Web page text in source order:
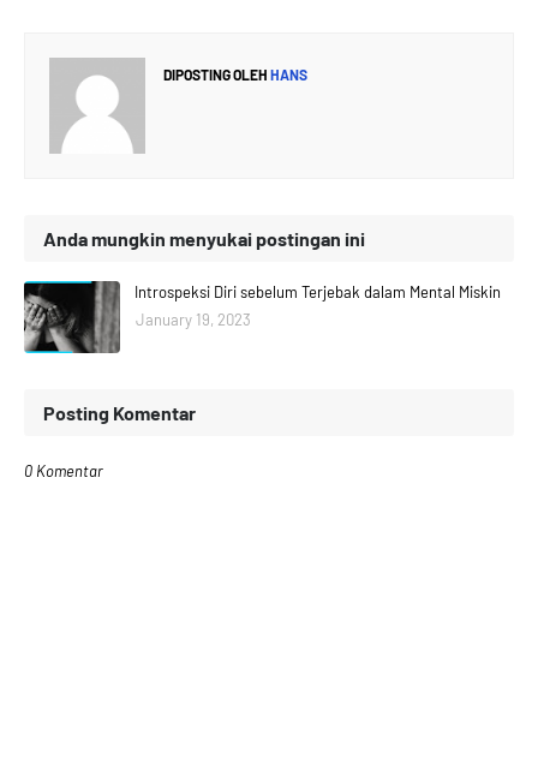
DIPOSTING OLEH HANS
Anda mungkin menyukai postingan ini
Introspeksi Diri sebelum Terjebak dalam Mental Miskin
January 19, 2023
Posting Komentar
0 Komentar